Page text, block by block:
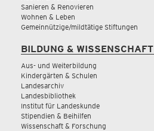
Sanieren & Renovieren
Wohnen & Leben
Gemeinnützige/mildtätige Stiftungen
BILDUNG & WISSENSCHAFT
Aus- und Weiterbildung
Kindergärten & Schulen
Landesarchiv
Landesbibliothek
Institut für Landeskunde
Stipendien & Beihilfen
Wissenschaft & Forschung